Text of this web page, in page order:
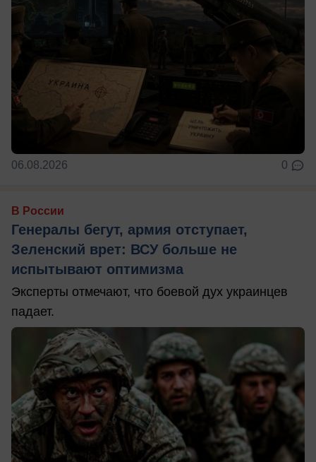
06.08.2026 0
В России
Генералы бегут, армия отступает,
Зеленский врет: ВСУ больше не
испытывают оптимизма
Эксперты отмечают, что боевой дух украинцев
падает.